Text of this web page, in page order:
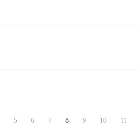
5 6 7 8 9 10 11